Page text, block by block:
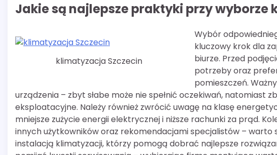
Jakie są najlepsze praktyki przy wyborze
klimatyzacja Szczecin
Wybór
kluczowy krok dla
biurze. Przed
potrzeby oraz
pomieszczeń.
urządzenia – zbyt słabe może nie spełnić oczekiwań, natomiast
eksploatacyjne. Należy również zwrócić uwagę na klasę
mniejsze zużycie energii elektrycznej i niższe rachunki za prąd.
innych użytkowników oraz rekomendacjami specjalistów –
instalacją klimatyzacji, którzy pomogą dobrać najlepsze